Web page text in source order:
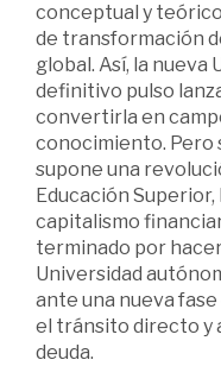
conceptual y
de transformación
global. Así, la nueva
definitivo pulso
convertirla en
conocimiento. Pero
supone una
Educación Superior,
capitalismo
terminado por
Universidad
ante una nueva
el tránsito directo y
deuda.